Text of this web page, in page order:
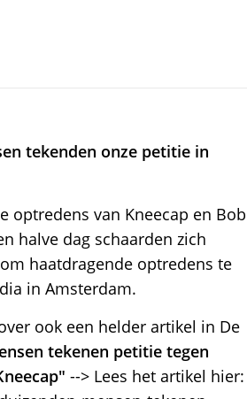
tekenden onze petitie in
optredens van Kneecap en Bob
halve dag schaarden zich
haatdragende optredens te
in Amsterdam.
ook een helder artikel in De
tekenen petitie tegen
--> Lees het artikel hier: